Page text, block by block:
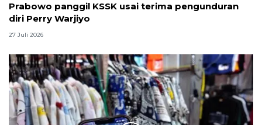
Prabowo panggil KSSK usai terima pengunduran
diri Perry Warjiyo
27 Juli 2026